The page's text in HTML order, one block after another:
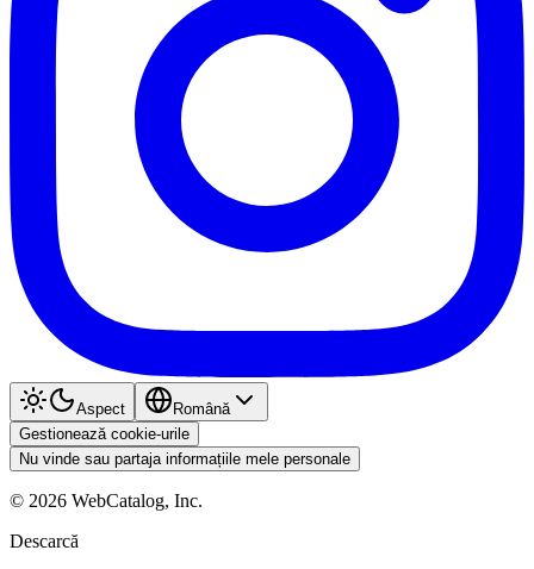
Aspect
Română
Gestionează cookie-urile
Nu vinde sau partaja informațiile mele personale
© 2026 WebCatalog, Inc.
Descarcă